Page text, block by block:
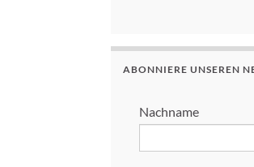
ABONNIERE UNSEREN
Nachname